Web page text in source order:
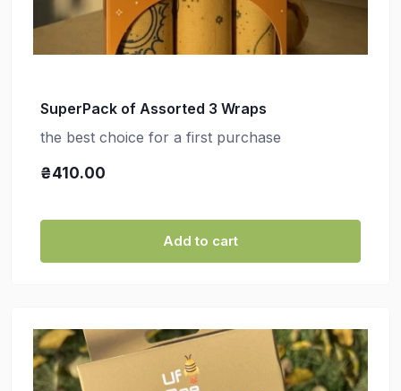
SuperPack of Assorted 3 Wraps
the best choice for a first purchase
₴410.00
Add to cart